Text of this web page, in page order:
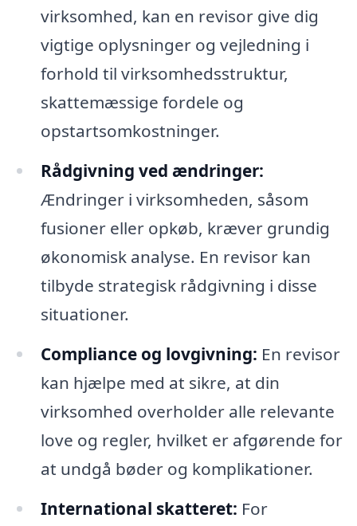
virksomhed, kan en revisor give dig
vigtige oplysninger og vejledning i
forhold til virksomhedsstruktur,
skattemæssige fordele og
opstartsomkostninger.
Rådgivning ved ændringer:
Ændringer i virksomheden, såsom
fusioner eller opkøb, kræver grundig
økonomisk analyse. En revisor kan
tilbyde strategisk rådgivning i disse
situationer.
Compliance og lovgivning: En revisor
kan hjælpe med at sikre, at din
virksomhed overholder alle relevante
love og regler, hvilket er afgørende for
at undgå bøder og komplikationer.
International skatteret: For